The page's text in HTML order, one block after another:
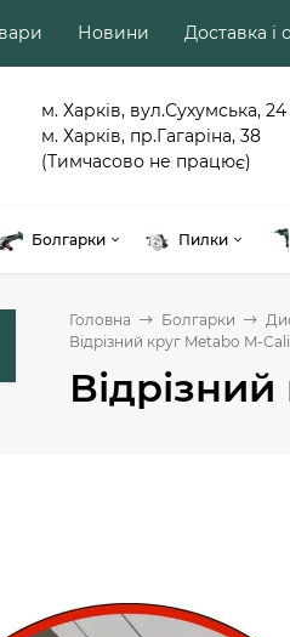
Новини Доставка і
м. Харків, вул.Сухумська, 24
м. Харків, пр.Гагаріна, 38
(Тимчасово не працює)
Болгарки Пилки
Головна Болгарки
Відрізний круг Metabo M-